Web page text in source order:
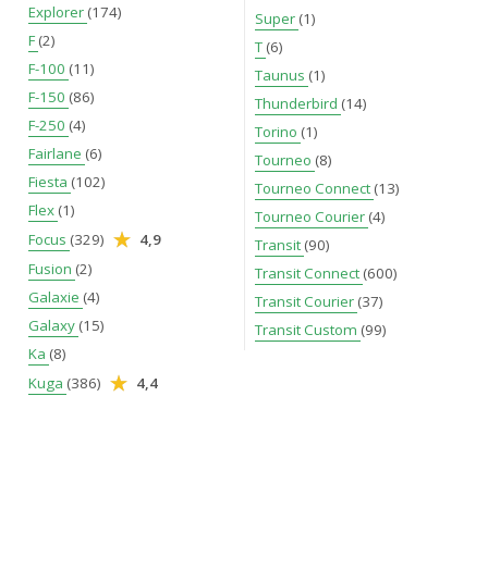
Explorer (174)
F(2)
F-100 (11)
F-150 (86)
F-250 (4)
Fairlane (6)
Fiesta (102)
Flex (1)
Focus (329)
4,9
Fusion (2)
Galaxie (4)
Galaxy (15)
Ka (8)
Kuga (386) 4,4
Super (1)
T (6)
Taunus (1)
Thunderbird (14)
Torino (1)
Tourneo (8)
Tourneo Connect (13)
Tourneo Courier (4)
Transit (90)
Transit Connect (600)
Transit Courier (37)
Transit Custom (99)